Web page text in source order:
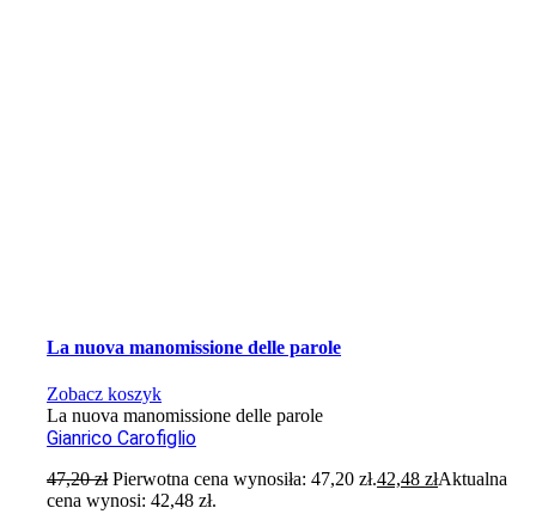
La nuova manomissione delle parole
Zobacz koszyk
La nuova manomissione delle parole
Gianrico Carofiglio
47,20zł Pierwotna cena wynosiła: 47,20 zł.42,48złAktualna
cena wynosi: 42,48 zł.